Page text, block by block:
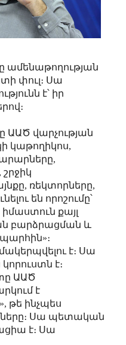
ամենաթողության
փուլ։ Սա
է՝ իր
ԱԱԾ վարչության
կաթողիկոս,
ռեկտորները,
են որոշումը՝
քայլ
բարձրացման և
է։ Սա
է։
ԱԱԾ
է
թե ինչպես
Սա պետական
է։ Սա